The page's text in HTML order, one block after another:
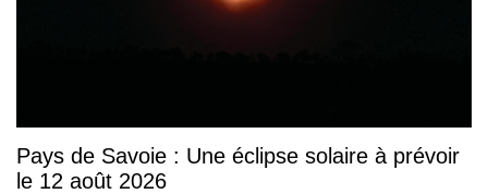
Pays de Savoie : Une éclipse solaire à prévoir
le 12 août 2026